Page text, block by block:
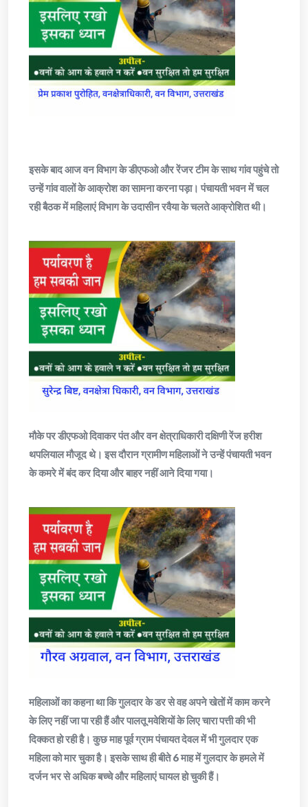
इसके बाद आज वन विभाग के डीएफओ और रेंजर टीम के साथ गांव पहुंचे तो
उन्हें गांव वालों के आक्रोश का सामना करना पड़ा। पंचायती भवन में चल
रही बैठक में महिलाएं विभाग के उदासीन रवैया के चलते आक्रोशित थी।
मौके पर डीएफओ दिवाकर पंत और वन क्षेत्राधिकारी दक्षिणी रेंज हरीश
थपलियाल मौजूद थे। इस दौरान ग्रामीण महिलाओं ने उन्हें पंचायती भवन
के कमरे में बंद कर दिया और बाहर नहीं आने दिया गया।
महिलाओं का कहना था कि गुलदार के डर से वह अपने खेतों में काम करने
के लिए नहीं जा पा रही हैं और पालतू मवेशियों के लिए चारा पत्ती की भी
दिक्कत हो रही है। कुछ माह पूर्व ग्राम पंचायत देवल में भी गुलदार एक
महिला को मार चुका है। इसके साथ ही बीते 6 माह में गुलदार के हमले में
दर्जन भर से अधिक बच्चे और महिलाएं घायल हो चुकी हैं।